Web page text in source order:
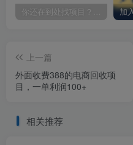
你还在到处找项目？还在当韭菜？我却靠卖项目一个月赚5万，曾经我也和你一样懵懂。
上一篇
外面收费388的电商回收项
目，一单利润100+
相关推荐